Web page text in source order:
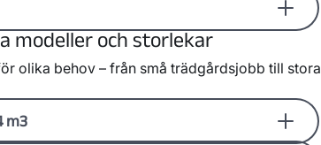
och hämtas på måndagen.
m³
än helg, kontakta oss för offert.
slänga
i Linköping till platsen där
modeller och storlekar
olika behov – från små trädgårdsjobb till stora
m3